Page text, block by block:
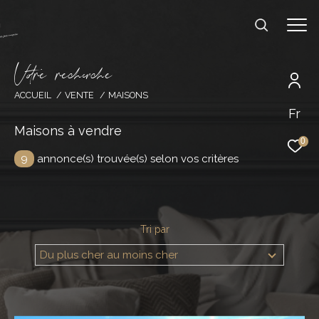
Fr
0
Vore recece
ACCUEIL VENTE MAISONS
Maisons à vendre
9 annonce(s) trouvée(s) selon vos critères
Tri par
Du plus cher au moins cher
et trouver le bien qui correspond à vos
critères
Type de bien
Type de bien